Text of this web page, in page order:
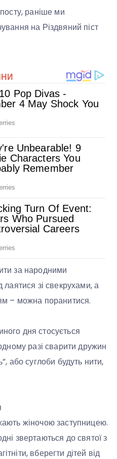
раніше ми
на Різдвяний піст
за народними
зі свекрухами, а
– можна поранитися.
дня стосується
разі сварити дружин
або суглоби будуть нити,
жіночою заступницею.
звертаються до святої з
вберегти дітей від